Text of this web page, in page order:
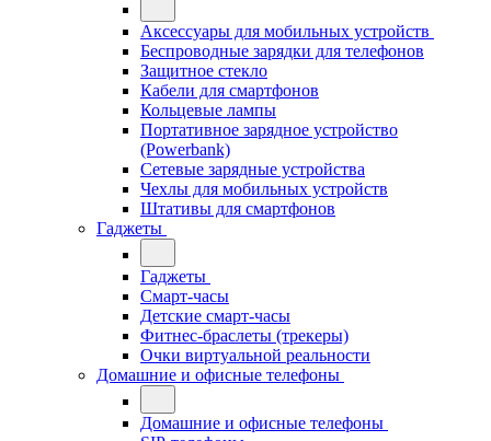
Аксессуары для мобильных устройств
Беспроводные зарядки для телефонов
Защитное стекло
Кабели для смартфонов
Кольцевые лампы
Портативное зарядное устройство
(Powerbank)
Сетевые зарядные устройства
Чехлы для мобильных устройств
Штативы для смартфонов
Гаджеты
Гаджеты
Смарт-часы
Детские смарт-часы
Фитнес-браслеты (трекеры)
Очки виртуальной реальности
Домашние и офисные телефоны
Домашние и офисные телефоны